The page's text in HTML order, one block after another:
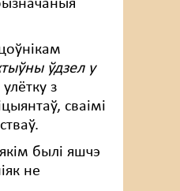
ўдзел у
улётку з
сваімі
былі яшчэ
не